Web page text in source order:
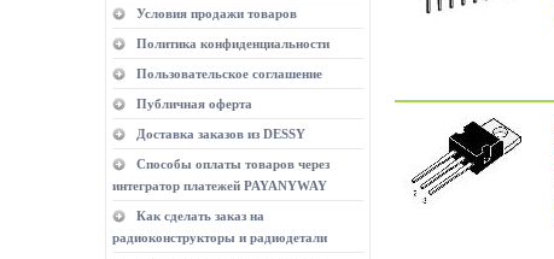
Условия продажи товаров
Политика конфиденциальности
Пользовательское соглашение
Публичная оферта
Доставка заказов из DESSY
Способы оплаты товаров через
интегратор платежей PAYANYWAY
Как сделать заказ на
радиоконструкторы и радиодетали